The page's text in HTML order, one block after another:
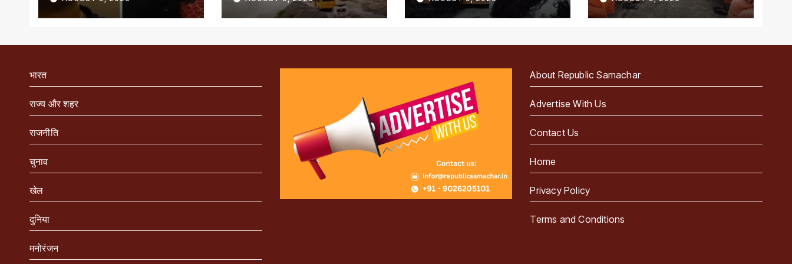
को रेड नोटिस
भारत
राज्य और शहर
राजनीति
चुनाव
खेल
दुनिया
मनोरंजन
About Republic Samachar
Advertise With Us
Contact Us
Home
Privacy Policy
Terms and Conditions